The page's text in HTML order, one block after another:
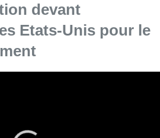
devant
Etats-Unis pour le